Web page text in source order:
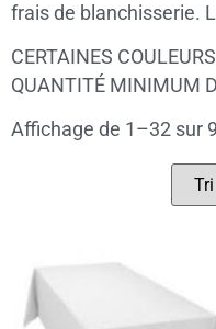
frais de blanchisserie.
CERTAINES
QUANTITÉ MINIMUM
Affichage de 1–32 sur